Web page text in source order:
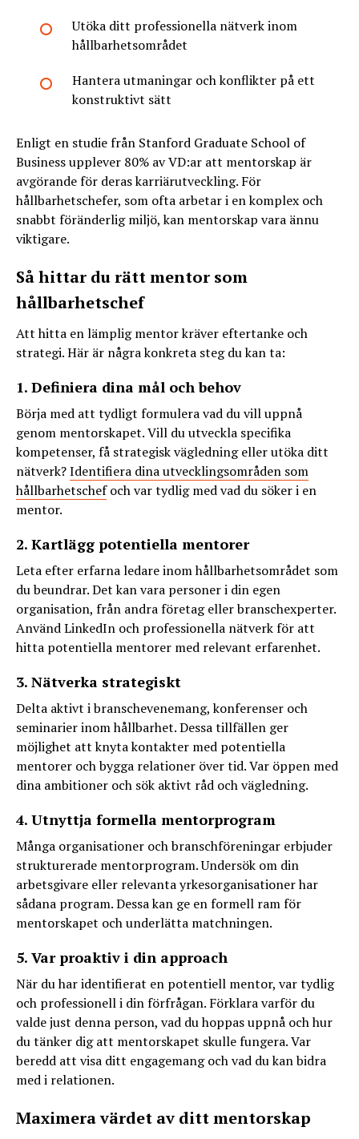
Utöka ditt professionella nätverk inom
hållbarhetsområdet
Hantera utmaningar och konflikter på ett
konstruktivt sätt
Enligt en studie från Stanford Graduate School of
Business upplever 80% av VD:ar att mentorskap är
avgörande för deras karriärutveckling. För
hållbarhetschefer, som ofta arbetar i en komplex och
snabbt föränderlig miljö, kan mentorskap vara ännu
viktigare.
Så hittar du rätt mentor som
hållbarhetschef
Att hitta en lämplig mentor kräver eftertanke och
strategi. Här är några konkreta steg du kan ta:
1. Definiera dina mål och behov
Börja med att tydligt formulera vad du vill uppnå
genom mentorskapet. Vill du utveckla specifika
kompetenser, få strategisk vägledning eller utöka ditt
nätverk?Identifiera dina utvecklingsområden som
hållbarhetschefoch var tydlig med vad du söker i en
mentor.
2. Kartlägg potentiella mentorer
Leta efter erfarna ledare inom hållbarhetsområdet som
du beundrar. Det kan vara personer i din egen
organisation, från andra företag eller branschexperter.
Använd LinkedIn och professionella nätverk för att
hitta potentiella mentorer med relevant erfarenhet.
3. Nätverka strategiskt
Delta aktivt i branschevenemang, konferenser och
seminarier inom hållbarhet. Dessa tillfällen ger
möjlighet att knyta kontakter med potentiella
mentorer och bygga relationer över tid. Var öppen med
dina ambitioner och sök aktivt råd och vägledning.
4. Utnyttja formella mentorprogram
Många organisationer och branschföreningar erbjuder
strukturerade mentorprogram. Undersök om din
arbetsgivare eller relevanta yrkesorganisationer har
sådana program. Dessa kan ge en formell ram för
mentorskapet och underlätta matchningen.
5. Var proaktiv i din approach
När du har identifierat en potentiell mentor, var tydlig
och professionell i din förfrågan. Förklara varför du
valde just denna person, vad du hoppas uppnå och hur
du tänker dig att mentorskapet skulle fungera. Var
beredd att visa ditt engagemang och vad du kan bidra
med i relationen.
Maximera värdet av ditt mentorskap